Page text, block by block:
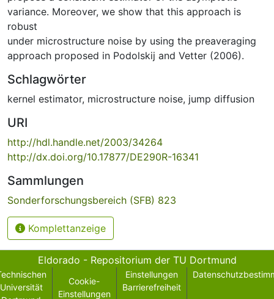
variance. Moreover, we show that this approach is
robust
under microstructure noise by using the preaveraging
approach proposed in Podolskij and Vetter (2006).
Schlagwörter
kernel estimator, microstructure noise, jump diffusion
URI
http://hdl.handle.net/2003/34264
http://dx.doi.org/10.17877/DE290R-16341
Sammlungen
Sonderforschungsbereich (SFB) 823
Komplettanzeige
Eldorado - Repositorium der TU Dortmund
Universität
Cookie-
Einstellungen
Einstellungen
Barrierefreiheit